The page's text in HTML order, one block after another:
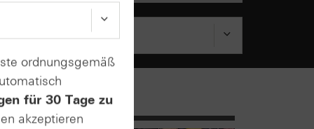
ordnungsgemäß
für 30 Tage zu
akzeptieren